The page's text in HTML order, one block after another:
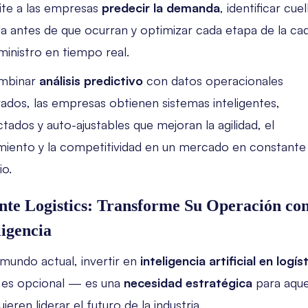
a las empresas predecir la demanda, identificar
antes de que ocurran y optimizar cada etapa de la
en tiempo real.
análisis predictivo con datos operacionales
las empresas obtienen sistemas inteligentes,
y auto-ajustables que mejoran la agilidad, el
y la competitividad en un mercado en constante
Logistics: Transforme Su Operación
actual, invertir en inteligencia artificial en
opcional — es una necesidad estratégica para
liderar el futuro de la industria.